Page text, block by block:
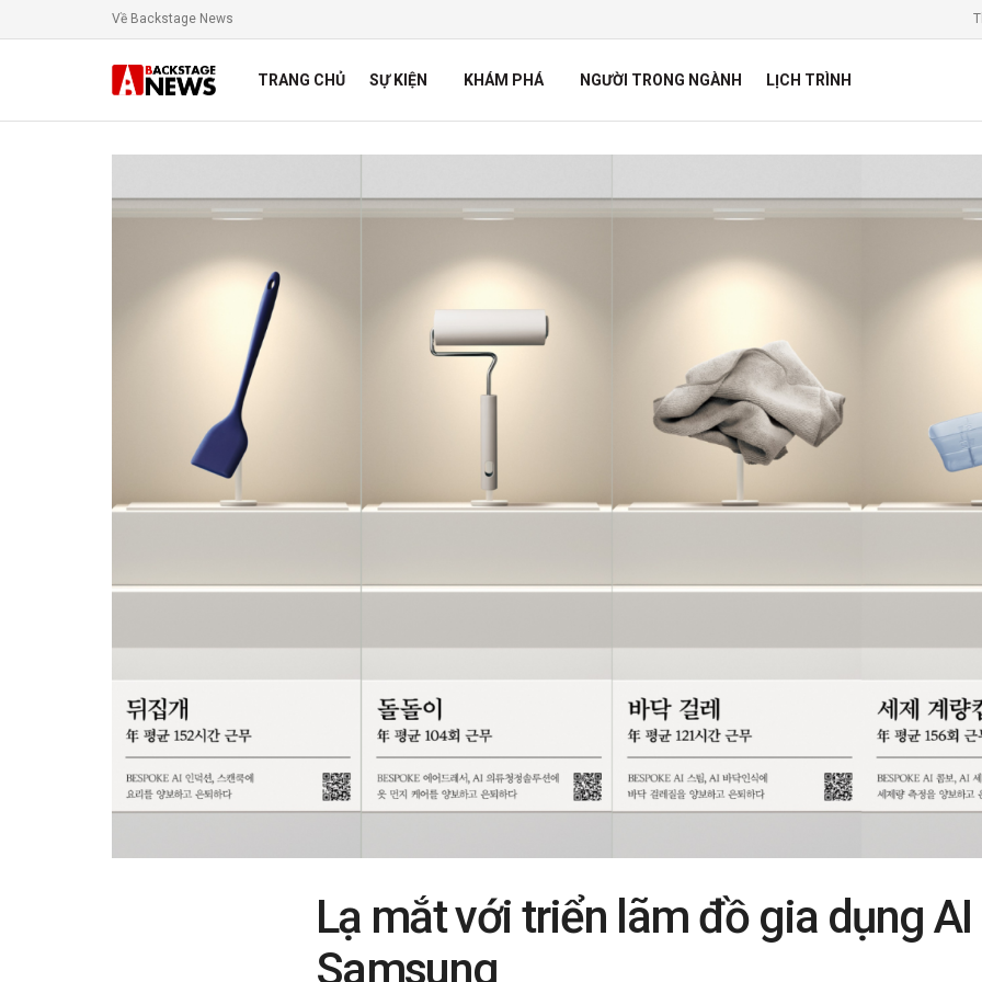
Về Backstage News
TRANG CHỦ SỰ KIỆN KHÁM PHÁ NGƯỜI TRONG NGÀNH LỊCH TRÌNH
Lạ mắt với triển lãm đồ gia dụng AI
Samsung